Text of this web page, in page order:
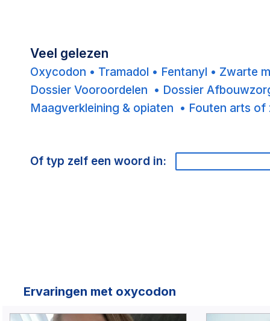
een bijna fatale situatie. Na herstel
bleef zij achter met grote vragen
over medische verantwoordelijkheid
en diende zij een klacht in.
Veel gelezen
Oxycodon • Tramadol • Fentanyl • Zwarte
Dossier Vooroordelen • Dossier
Maagverkleining & opiaten • Fouten arts of
Of typ zelf een woord in:
Ervaringen met oxycodon